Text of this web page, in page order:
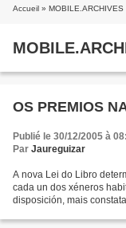
Accueil » MOBILE.ARCHIVES
OS PREMIOS
Publié le 30/12/2005 à
Par Jaureguizar
A nova Lei do Libro
cada un dos xéneros
disposición, mais